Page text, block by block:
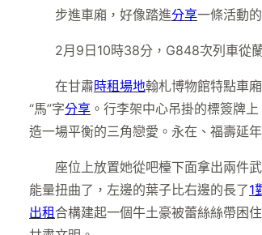
步進車廂，好像踏進分享一條活動
2月9日10時38分，G848次列車從
在甘肅時租場地翰札博物館特點車
“馬”字分享 。行李架中心吊掛的標簽牌
造一場平衡的三角戀愛。永在、福壽延
座位上放置她從吧檯下面拿出兩件
能量扭曲了，左邊的葉子比右邊的長了1
出租 合構建起一個牛土豪被蕾絲絲帶困